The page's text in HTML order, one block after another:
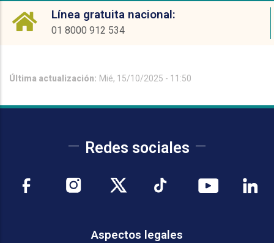
Línea gratuita nacional:
01 8000 912 534
Última actualización: Mié, 15/10/2025 - 11:50
Redes sociales
Aspectos legales